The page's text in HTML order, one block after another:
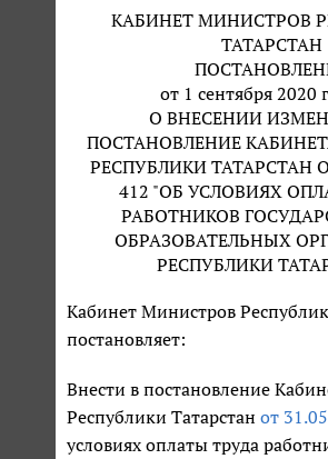
КАБИНЕТ МИНИСТРОВ
ТАТАРСТАН
от 1 сентября 2020
О ВНЕСЕНИИ
ПОСТАНОВЛЕНИЕ
РЕСПУБЛИКИ ТАТАРСТАН
412 "ОБ УСЛОВИЯХ
РАБОТНИКОВ
ОБРАЗОВАТЕЛЬНЫХ
РЕСПУБЛИКИ
Кабинет Министров
постановляет:
Внести в постановление
Республики Татарстан от
условиях оплаты труда